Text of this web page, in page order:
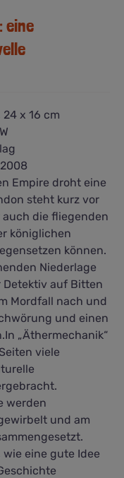
eine
x 16 cm
2008
Empire droht eine
steht kurz vor
die fliegenden
königlichen
können.
Niederlage
auf Bitten
Mordfall nach und
und einen
„Äthermechanik“
viele
werden
und am
wie eine gute Idee